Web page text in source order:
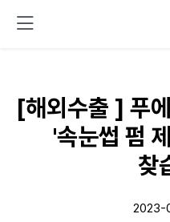
[해외수출 ] 푸
'속눈썹 펌
찾
2023-